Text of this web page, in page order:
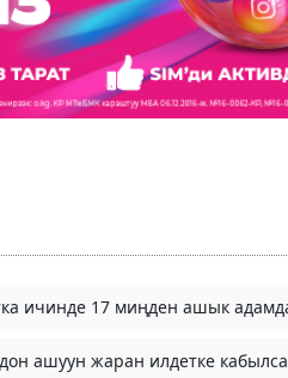
ичинде 17 миңден ашык
ашуун жаран илдетке